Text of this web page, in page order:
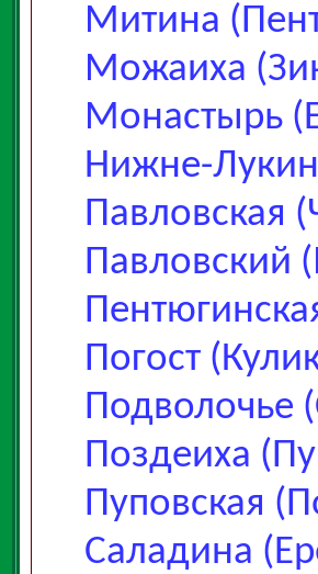
Митина
Можаиха
Монастырь
Нижне-
Павловская
Павловский
Погост
Подволочье
Поздеиха
Пуповская
Саладина